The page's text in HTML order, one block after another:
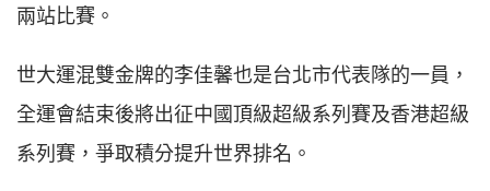
兩站比賽。
世大運混雙金牌的李佳馨也是台北市代表隊的一員，
全運會結束後將出征中國頂級超級系列賽及香港超級
系列賽，爭取積分提升世界排名。